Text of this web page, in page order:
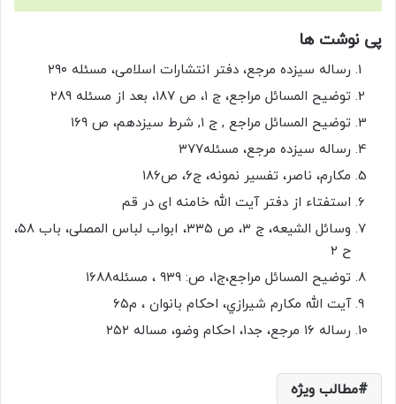
پی نوشت ها
رساله سیزده مرجع، دفتر انتشارات اسلامی، مسئله ۲۹۰
توضیح المسائل مراجع، ج ۱، ص ۱۸۷، بعد از مسئله ۲۸۹
توضیح المسائل مراجع , ج ۱, شرط سیزدهم، ص ۱۶۹
رساله سیزده مرجع، مسئله۳۷۷
مکارم، ناصر، تفسیر نمونه، ج۶، ص۱۸۶
استفتاء از دفتر آیت الله خامنه ای در قم
وسائل الشیعه، ج ۳، ص ۳۳۵، ابواب لباس المصلی، باب ۵۸،
ح ۲
توضیح المسائل مراجع،ج‏۱، ص: ۹۳۹ ، مسئله۱۶۸۸
آيت الله مکارم شيرازي، احکام بانوان ، م۶۵
رساله ۱۶ مرجع، جد۱، احکام وضو، مساله ۲۵۲
مطالب ویژه